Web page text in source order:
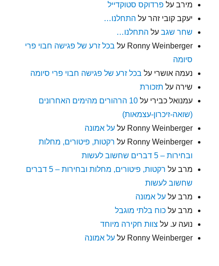
מירב על פרדוקס סטוקדייל
יעקב קובי זהר על התחלנו…
שחר שגב על התחלנו…
Ronny Weinberger על בכל זרע של פגישה חבוי פרי
סיומה
נעמה אושרי על בכל זרע של פגישה חבוי פרי סיומה
שירה על תזכורת
עמנואל כבירי על
10 הרהורים מהימים האחרונים
(שואה-זיכרון-עצמאות)
Ronny Weinberger עלעל אמונה
Ronny Weinberger על רקטות, פיטורים, מחלות
ובחירות – 5 דברים שחשוב לעשות
מרב על
רקטות, פיטורים, מחלות ובחירות – 5 דברים
שחשוב לעשות
מרב עלעל אמונה
מרב עלכוח בלתי מוגבל
נועה ע. על צוות חקירה מיוחד
Ronny Weinberger עלעל אמונה